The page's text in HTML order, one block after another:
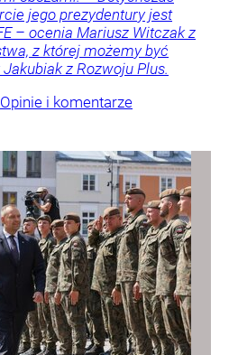
jego prezydentury jest
– ocenia Mariusz Witczak z
z której możemy być
z Rozwoju Plus.
Opinie i komentarze